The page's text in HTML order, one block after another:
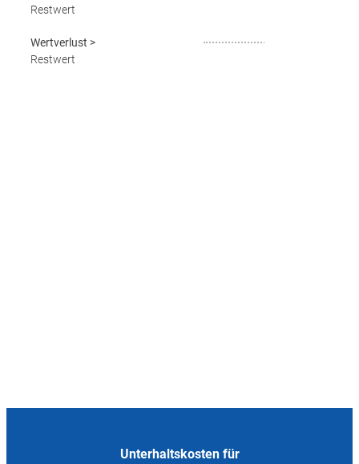
Restwert
Wertverlust >
Restwert
Unterhaltskosten für